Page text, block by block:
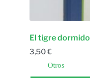
El tigre dormido
3,50€
Otros